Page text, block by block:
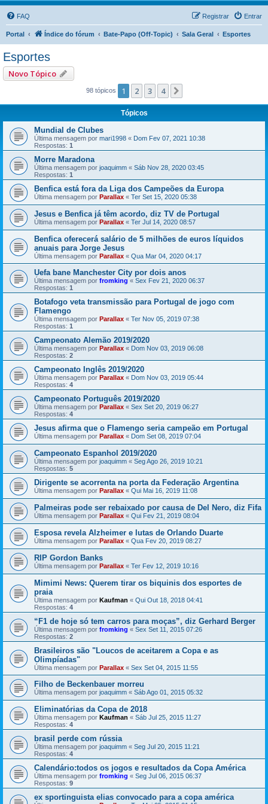
FAQ Entrar
Registrar
Portal Índice do fórum Bate-Papo (Off-Topic) Sala Geral Esportes
Esportes
Novo Tópico
98 tópicos 1 2 3 4
Tópicos
Mundial de Clubes
Última mensagem por mari1998 « Dom Fev 07, 2021 10:38
Respostas: 1
Morre Maradona
Última mensagem por joaquimm « Sáb Nov 28, 2020 03:45
Respostas: 1
Benfica está fora da Liga dos Campeões da Europa
Última mensagem por Parallax « Ter Set 15, 2020 05:38
Jesus e Benfica já têm acordo, diz TV de Portugal
Última mensagem por Parallax « Ter Jul 14, 2020 08:57
Benfica oferecerá salário de 5 milhões de euros líquidos
anuais para Jorge Jesus
Última mensagem por Parallax « Qua Mar 04, 2020 04:17
Uefa bane Manchester City por dois anos
Última mensagem por fromking « Sex Fev 21, 2020 06:37
Respostas: 1
Botafogo veta transmissão para Portugal de jogo com
Flamengo
Última mensagem por Parallax « Ter Nov 05, 2019 07:38
Respostas: 1
Campeonato Alemão 2019/2020
Última mensagem por Parallax « Dom Nov 03, 2019 06:08
Respostas: 2
Campeonato Inglês 2019/2020
Última mensagem por Parallax « Dom Nov 03, 2019 05:44
Respostas: 4
Campeonato Português 2019/2020
Última mensagem por Parallax « Sex Set 20, 2019 06:27
Respostas: 4
Jesus afirma que o Flamengo seria campeão em Portugal
Última mensagem por Parallax « Dom Set 08, 2019 07:04
Campeonato Espanhol 2019/2020
Última mensagem por joaquimm « Seg Ago 26, 2019 10:21
Respostas: 5
Dirigente se acorrenta na porta da Federação Argentina
Última mensagem por Parallax « Qui Mai 16, 2019 11:08
Palmeiras pode ser rebaixado por causa de Del Nero, diz Fifa
Última mensagem por Parallax « Qui Fev 21, 2019 08:04
Esposa revela Alzheimer e lutas de Orlando Duarte
Última mensagem por Parallax « Qua Fev 20, 2019 08:27
RIP Gordon Banks
Última mensagem por Parallax « Ter Fev 12, 2019 10:16
Mimimi News: Querem tirar os biquinis dos esportes de
praia
Última mensagem por Kaufman « Qui Out 18, 2018 04:41
Respostas: 4
“F1 de hoje só tem carros para moças”, diz Gerhard Berger
Última mensagem por fromking « Sex Set 11, 2015 07:26
Respostas: 2
Brasileiros são "Loucos de aceitarem a Copa e as
Olimpíadas"
Última mensagem por Parallax « Sex Set 04, 2015 11:55
Filho de Beckenbauer morreu
Última mensagem por joaquimm « Sáb Ago 01, 2015 05:32
Eliminatórias da Copa de 2018
Última mensagem por Kaufman « Sáb Jul 25, 2015 11:27
Respostas: 4
brasil perde com rússia
Última mensagem por joaquimm « Seg Jul 20, 2015 11:21
Respostas: 4
Calendário:todos os jogos e resultados da Copa América
Última mensagem por fromking « Seg Jul 06, 2015 06:37
Respostas: 9
ex sportinguista elias convocado para a copa américa